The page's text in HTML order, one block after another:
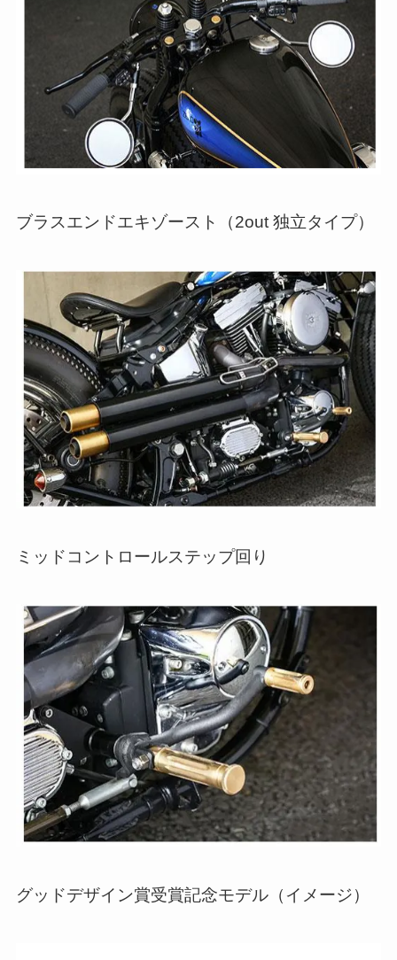
ブラスエンドエキゾースト（2out 独立タイプ）
ミッドコントロールステップ回り
グッドデザイン賞受賞記念モデル（イメージ）